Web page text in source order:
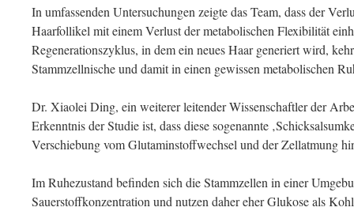
In umfassenden Untersuchungen zeigte das Team, dass der
Haarfollikel mit einem Verlust der metabolischen Flexibilität
Regenerationszyklus, in dem ein neues Haar generiert wird,
Stammzellnische und damit in einen gewissen metabolischen
Dr. Xiaolei Ding, ein weiterer leitender Wissenschaftler der
Erkenntnis der Studie ist, dass diese sogenannte
Verschiebung vom Glutaminstoffwechsel und der Zellatmung
Im Ruhezustand befinden sich die Stammzellen in einer
Sauerstoffkonzentration und nutzen daher eher Glukose als